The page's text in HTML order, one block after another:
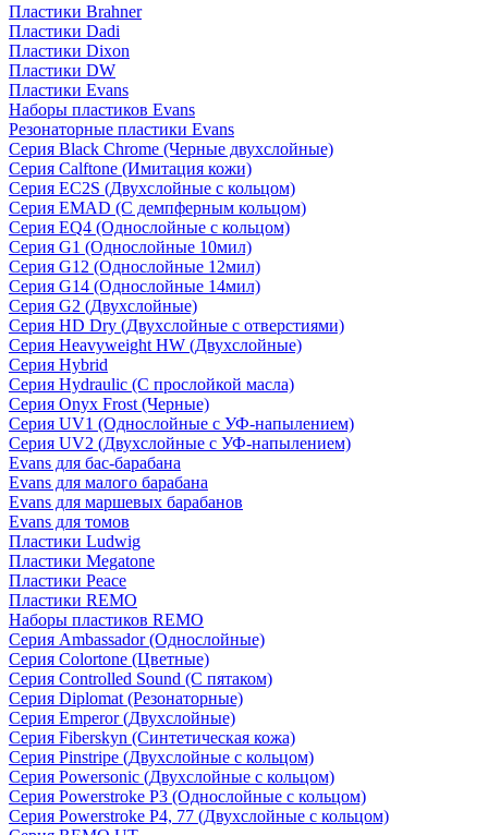
Пластики Brahner
Пластики Dadi
Пластики Dixon
Пластики DW
Пластики Evans
Наборы пластиков Evans
Резонаторные пластики Evans
Серия Black Chrome (Черные двухслойные)
Серия Calftone (Имитация кожи)
Серия EC2S (Двухслойные с кольцом)
Серия EMAD (С демпферным кольцом)
Серия EQ4 (Однослойные с кольцом)
Серия G1 (Однослойные 10мил)
Серия G12 (Однослойные 12мил)
Серия G14 (Однослойные 14мил)
Серия G2 (Двухслойные)
Серия HD Dry (Двухслойные с отверстиями)
Серия Heavyweight HW (Двухслойные)
Серия Hybrid
Серия Hydraulic (С прослойкой масла)
Серия Onyx Frost (Черные)
Серия UV1 (Однослойные с УФ-напылением)
Серия UV2 (Двухслойные с УФ-напылением)
Evans для бас-барабана
Evans для малого барабана
Evans для маршевых барабанов
Evans для томов
Пластики Ludwig
Пластики Megatone
Пластики Peace
Пластики REMO
Наборы пластиков REMO
Серия Ambassador (Однослойные)
Серия Colortone (Цветные)
Серия Controlled Sound (С пятаком)
Серия Diplomat (Резонаторные)
Серия Emperor (Двухслойные)
Серия Fiberskyn (Синтетическая кожа)
Серия Pinstripe (Двухслойные с кольцом)
Серия Powersonic (Двухслойные с кольцом)
Серия Powerstroke P3 (Однослойные с кольцом)
Серия Powerstroke P4, 77 (Двухслойные с кольцом)